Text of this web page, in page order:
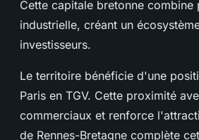
Cette capitale bretonne
industrielle, créant un
investisseurs.
Le territoire bénéficie d'une
Paris en TGV. Cette proximité
commerciaux et renforce
de Rennes-Bretagne complète